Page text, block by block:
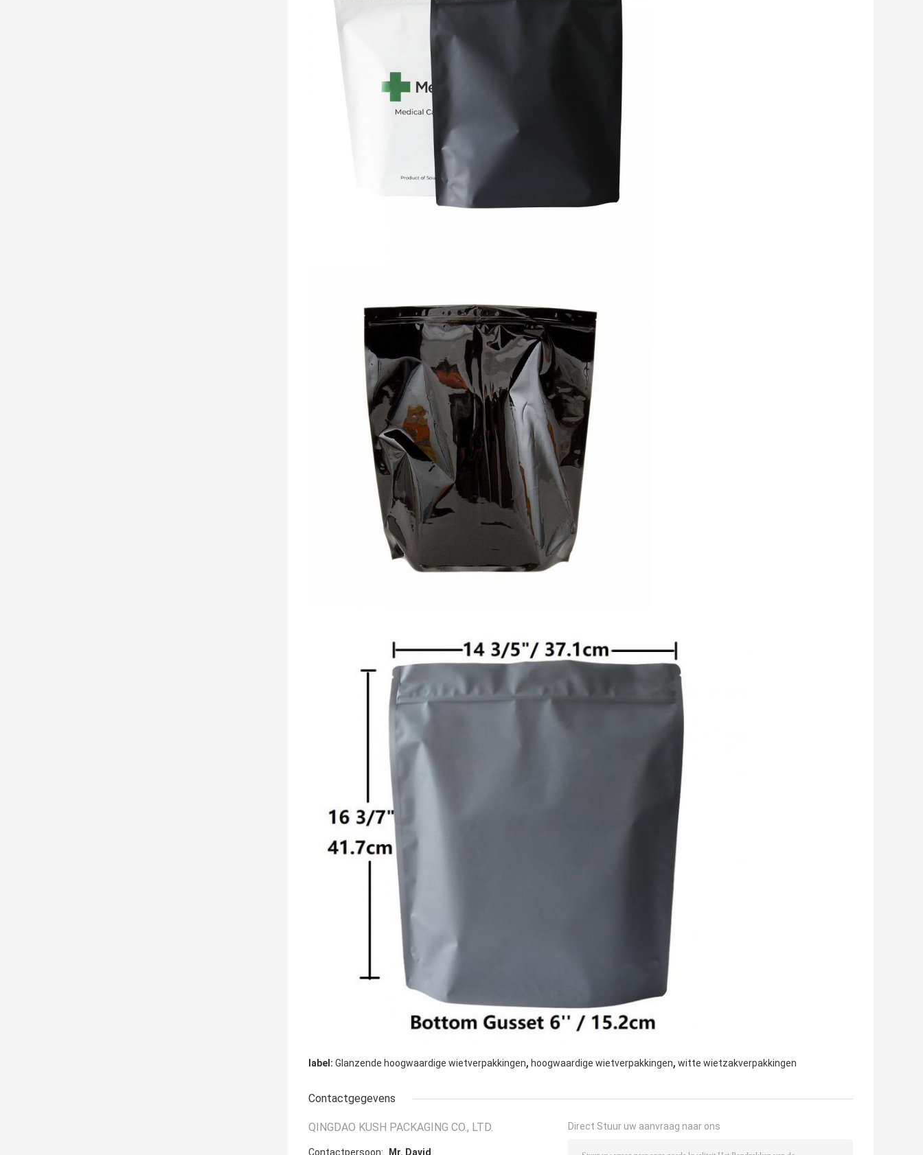
label: Glanzende hoogwaardige wietverpakkingen, hoogwaardige wietverpakkingen, witte wietzakverpakkingen
Contactgegevens
QINGDAO KUSH PACKAGING CO., LTD.
Contactpersoon: Mr. David
Direct Stuur uw aanvraag naar ons